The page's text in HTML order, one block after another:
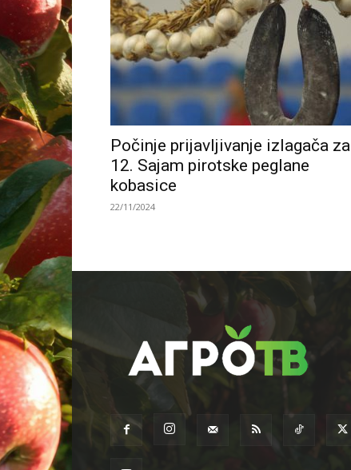
Počinje prijavljivanje izlagača za
12. Sajam pirotske peglane
kobasice
22/11/2024